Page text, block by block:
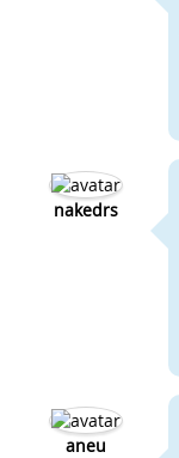
nakedrs
aneu